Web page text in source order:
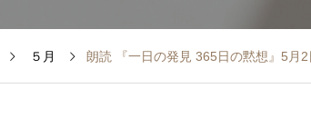
５月 朗読 『一日の発見 365日の黙想』5月2